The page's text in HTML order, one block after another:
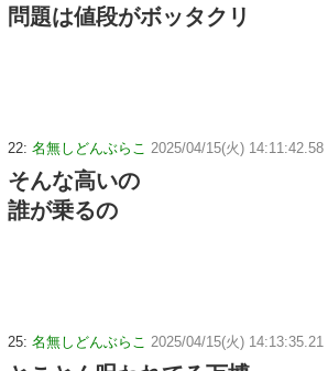
問題は値段がボッタクリ
22: 名無しどんぶらこ 2025/04/15(火)
そんな高いの
誰が乗るの
25: 名無しどんぶらこ 2025/04/15(火)